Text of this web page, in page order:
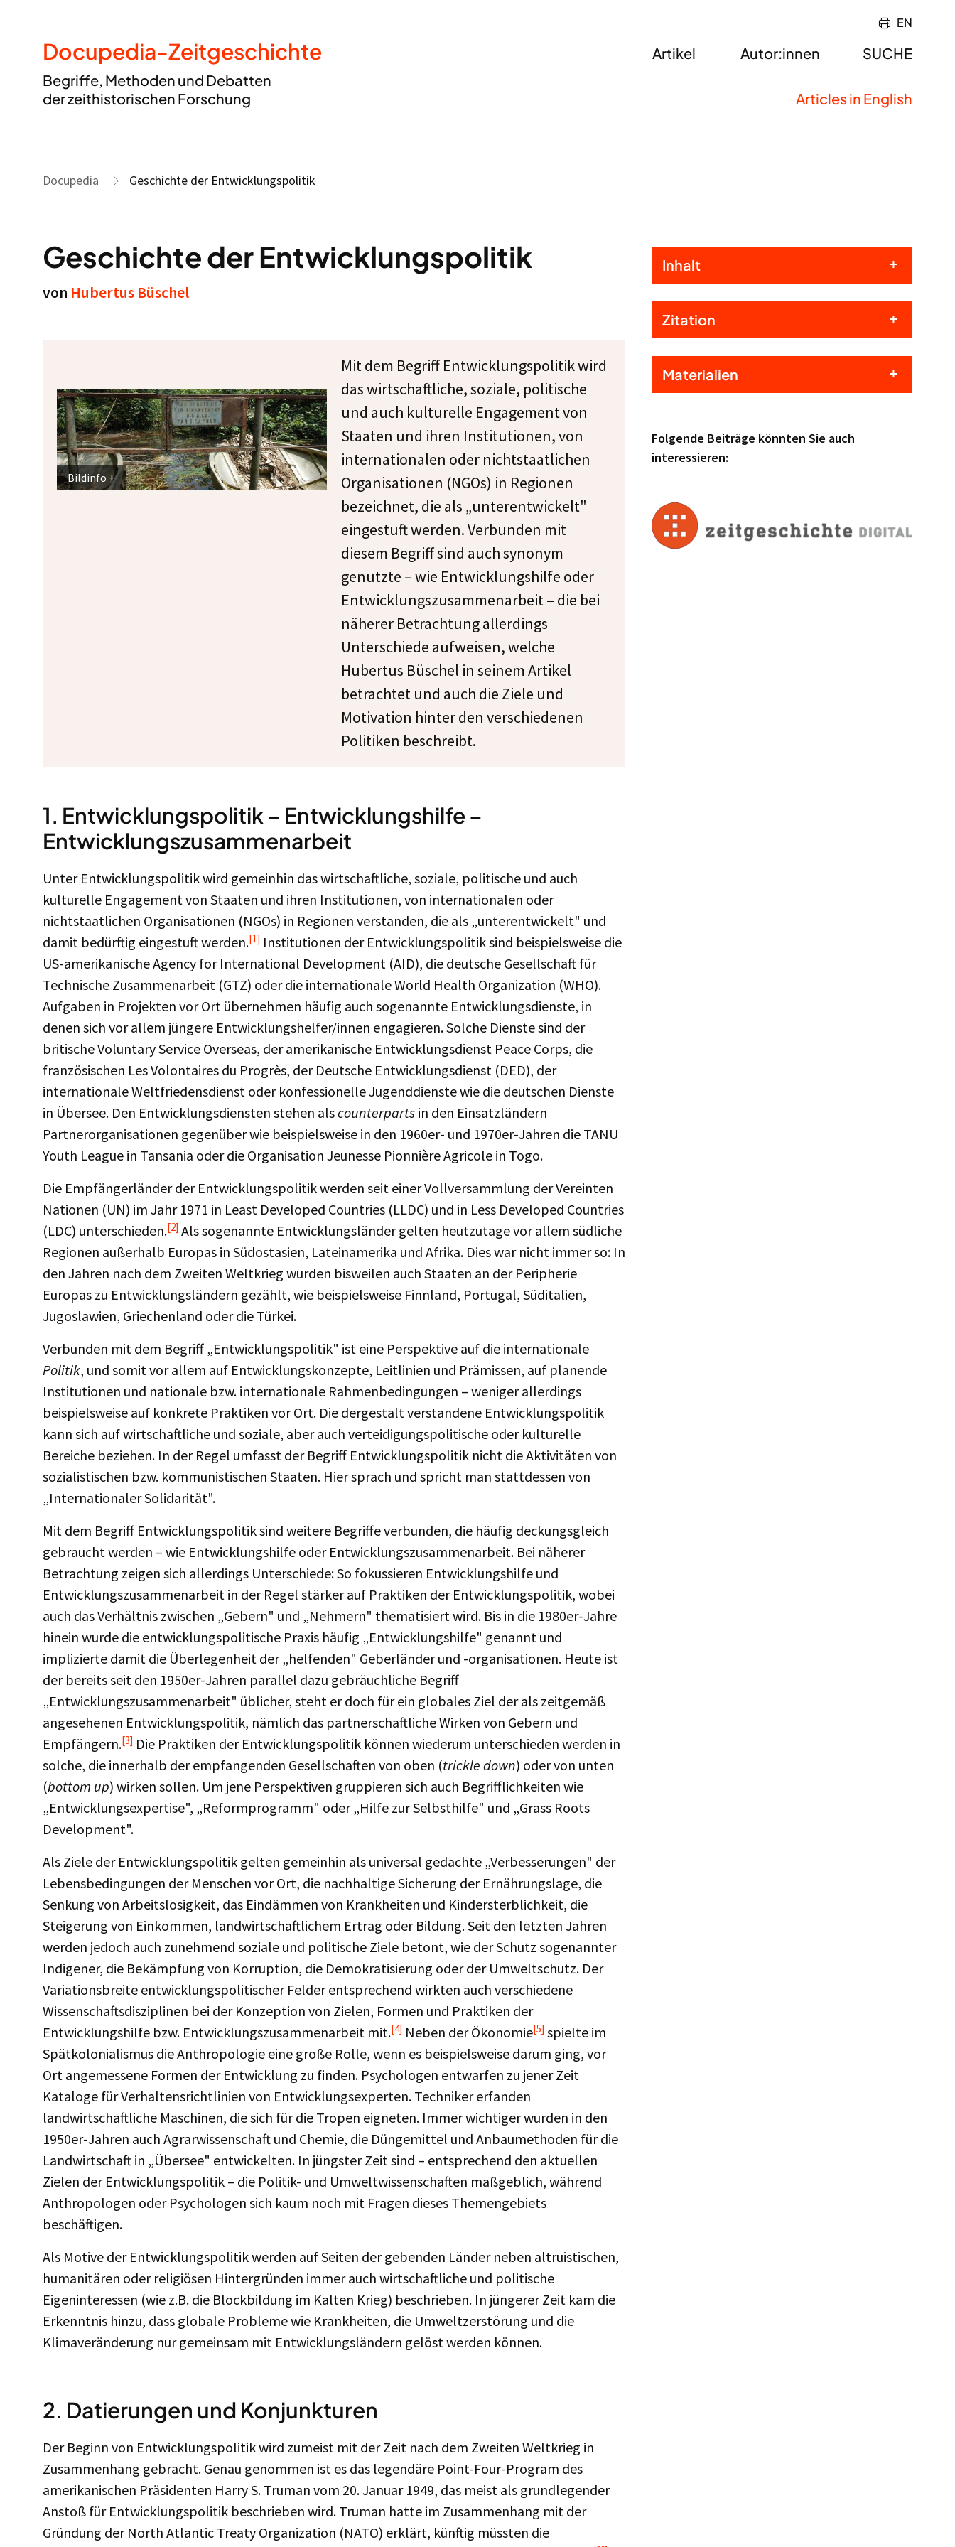
Docupedia-Zeitgeschichte
Begriffe, Methoden und Debatten
der zeithistorischen Forschung
SUCHE
Artikel Autor:innen
EN
Articles in English
Docupedia Geschichte der Entwicklungspolitik
Geschichte der Entwicklungspolitik
von Hubertus Büschel
Bildinfo
Mit dem Begriff Entwicklungspolitik wird
das wirtschaftliche, soziale, politische
und auch kulturelle Engagement von
Staaten und ihren Institutionen, von
internationalen oder nichtstaatlichen
Organisationen (NGOs) in Regionen
bezeichnet, die als „unterentwickelt"
eingestuft werden. Verbunden mit
diesem Begriff sind auch synonym
genutzte – wie Entwicklungshilfe oder
Entwicklungszusammenarbeit – die bei
näherer Betrachtung allerdings
Unterschiede aufweisen, welche
Hubertus Büschel in seinem Artikel
betrachtet und auch die Ziele und
Motivation hinter den verschiedenen
Politiken beschreibt.
1. Entwicklungspolitik – Entwicklungshilfe –
Entwicklungszusammenarbeit
Unter Entwicklungspolitik wird gemeinhin das wirtschaftliche, soziale, politische und auch
kulturelle Engagement von Staaten und ihren Institutionen, von internationalen oder
nichtstaatlichen Organisationen (NGOs) in Regionen verstanden, die als „unterentwickelt" und
damit bedürftig eingestuft werden.[1] Institutionen der Entwicklungspolitik sind beispielsweise die
US-amerikanische Agency for International Development (AID), die deutsche Gesellschaft für
Technische Zusammenarbeit (GTZ) oder die internationale World Health Organization (WHO).
Aufgaben in Projekten vor Ort übernehmen häufig auch sogenannte Entwicklungsdienste, in
denen sich vor allem jüngere Entwicklungshelfer/innen engagieren. Solche Dienste sind der
britische Voluntary Service Overseas, der amerikanische Entwicklungsdienst Peace Corps, die
französischen Les Volontaires du Progrès, der Deutsche Entwicklungsdienst (DED), der
internationale Weltfriedensdienst oder konfessionelle Jugenddienste wie die deutschen Dienste
in Übersee. Den Entwicklungsdiensten stehen alscounterparts in den Einsatzländern
Partnerorganisationen gegenüber wie beispielsweise in den 1960er- und 1970er-Jahren die TANU
Youth League in Tansania oder die Organisation Jeunesse Pionnière Agricole in Togo.
Die Empfängerländer der Entwicklungspolitik werden seit einer Vollversammlung der Vereinten
Nationen (UN) im Jahr 1971 in Least Developed Countries (LLDC) und in Less Developed Countries
(LDC) unterschieden.[2] Als sogenannte Entwicklungsländer gelten heutzutage vor allem südliche
Regionen außerhalb Europas in Südostasien, Lateinamerika und Afrika. Dies war nicht immer so: In
den Jahren nach dem Zweiten Weltkrieg wurden bisweilen auch Staaten an der Peripherie
Europas zu Entwicklungsländern gezählt, wie beispielsweise Finnland, Portugal, Süditalien,
Jugoslawien, Griechenland oder die Türkei.
Verbunden mit dem Begriff „Entwicklungspolitik" ist eine Perspektive auf die internationale
Politik, und somit vor allem auf Entwicklungskonzepte, Leitlinien und Prämissen, auf planende
Institutionen und nationale bzw. internationale Rahmenbedingungen – weniger allerdings
beispielsweise auf konkrete Praktiken vor Ort. Die dergestalt verstandene Entwicklungspolitik
kann sich auf wirtschaftliche und soziale, aber auch verteidigungspolitische oder kulturelle
Bereiche beziehen. In der Regel umfasst der Begriff Entwicklungspolitik nicht die Aktivitäten von
sozialistischen bzw. kommunistischen Staaten. Hier sprach und spricht man stattdessen von
„Internationaler Solidarität".
Mit dem Begriff Entwicklungspolitik sind weitere Begriffe verbunden, die häufig deckungsgleich
gebraucht werden – wie Entwicklungshilfe oder Entwicklungszusammenarbeit. Bei näherer
Betrachtung zeigen sich allerdings Unterschiede: So fokussieren Entwicklungshilfe und
Entwicklungszusammenarbeit in der Regel stärker auf Praktiken der Entwicklungspolitik, wobei
auch das Verhältnis zwischen „Gebern" und „Nehmern" thematisiert wird. Bis in die 1980er-Jahre
hinein wurde die entwicklungspolitische Praxis häufig „Entwicklungshilfe" genannt und
implizierte damit die Überlegenheit der „helfenden" Geberländer und -organisationen. Heute ist
der bereits seit den 1950er-Jahren parallel dazu gebräuchliche Begriff
„Entwicklungszusammenarbeit" üblicher, steht er doch für ein globales Ziel der als zeitgemäß
angesehenen Entwicklungspolitik, nämlich das partnerschaftliche Wirken von Gebern und
Empfängern.[3] Die Praktiken der Entwicklungspolitik können wiederum unterschieden werden in
solche, die innerhalb der empfangenden Gesellschaften von oben (trickle down) oder von unten
(bottom up) wirken sollen. Um jene Perspektiven gruppieren sich auch Begrifflichkeiten wie
„Entwicklungsexpertise", „Reformprogramm" oder „Hilfe zur Selbsthilfe" und „Grass Roots
Development".
Als Ziele der Entwicklungspolitik gelten gemeinhin als universal gedachte „Verbesserungen" der
Lebensbedingungen der Menschen vor Ort, die nachhaltige Sicherung der Ernährungslage, die
Senkung von Arbeitslosigkeit, das Eindämmen von Krankheiten und Kindersterblichkeit, die
Steigerung von Einkommen, landwirtschaftlichem Ertrag oder Bildung. Seit den letzten Jahren
werden jedoch auch zunehmend soziale und politische Ziele betont, wie der Schutz sogenannter
Indigener, die Bekämpfung von Korruption, die Demokratisierung oder der Umweltschutz. Der
Variationsbreite entwicklungspolitischer Felder entsprechend wirkten auch verschiedene
Wissenschaftsdisziplinen bei der Konzeption von Zielen, Formen und Praktiken der
Entwicklungshilfe bzw. Entwicklungszusammenarbeit mit.[4] Neben der Ökonomie[5] spielte im
Spätkolonialismus die Anthropologie eine große Rolle, wenn es beispielsweise darum ging, vor
Ort angemessene Formen der Entwicklung zu finden. Psychologen entwarfen zu jener Zeit
Kataloge für Verhaltensrichtlinien von Entwicklungsexperten. Techniker erfanden
landwirtschaftliche Maschinen, die sich für die Tropen eigneten. Immer wichtiger wurden in den
1950er-Jahren auch Agrarwissenschaft und Chemie, die Düngemittel und Anbaumethoden für die
Landwirtschaft in „Übersee" entwickelten. In jüngster Zeit sind – entsprechend den aktuellen
Zielen der Entwicklungspolitik – die Politik- und Umweltwissenschaften maßgeblich, während
Anthropologen oder Psychologen sich kaum noch mit Fragen dieses Themengebiets
beschäftigen.
Als Motive der Entwicklungspolitik werden auf Seiten der gebenden Länder neben altruistischen,
humanitären oder religiösen Hintergründen immer auch wirtschaftliche und politische
Eigeninteressen (wie z.B. die Blockbildung im Kalten Krieg) beschrieben. In jüngerer Zeit kam die
Erkenntnis hinzu, dass globale Probleme wie Krankheiten, die Umweltzerstörung und die
Klimaveränderung nur gemeinsam mit Entwicklungsländern gelöst werden können.
2. Datierungen und Konjunkturen
Der Beginn von Entwicklungspolitik wird zumeist mit der Zeit nach dem Zweiten Weltkrieg in
Zusammenhang gebracht. Genau genommen ist es das legendäre Point-Four-Program des
amerikanischen Präsidenten Harry S. Truman vom 20. Januar 1949, das meist als grundlegender
Anstoß für Entwicklungspolitik beschrieben wird. Truman hatte im Zusammenhang mit der
Gründung der North Atlantic Treaty Organization (NATO) erklärt, künftig müssten die
Inhalt
Zitation
Materialien
Folgende Beiträge könnten Sie auch
interessieren: